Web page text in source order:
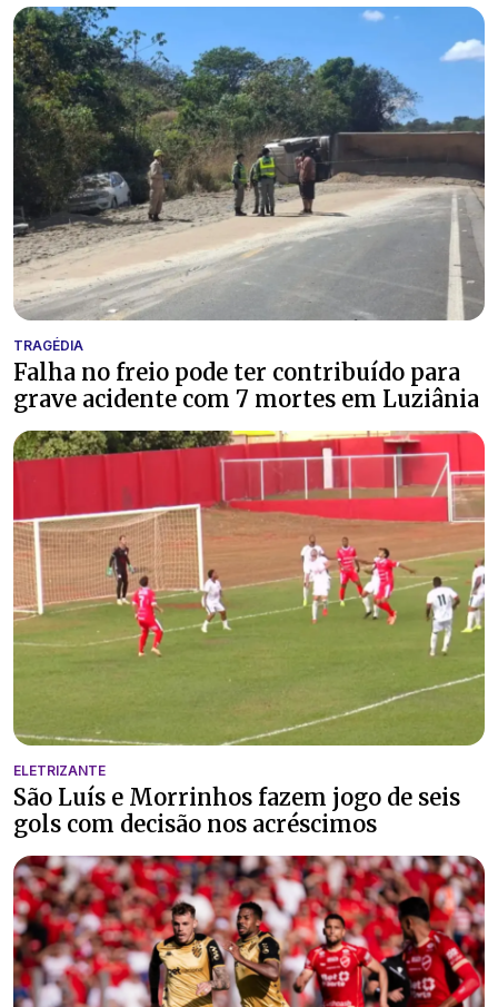
TRAGÉDIA
Falha no freio pode ter contribuído para
grave acidente com 7 mortes em Luziânia
ELETRIZANTE
São Luís e Morrinhos fazem jogo de seis
gols com decisão nos acréscimos